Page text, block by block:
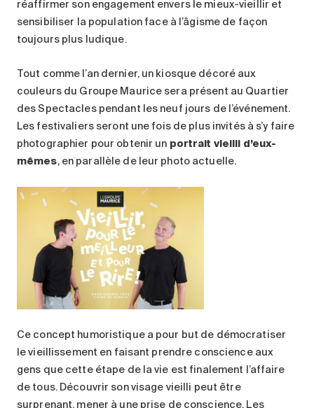
réaffirmer son engagement envers le mieux-vieillir et
sensibiliser la population face à l’âgisme de façon
toujours plus ludique.
Tout comme l’an dernier, un kiosque décoré aux
couleurs du Groupe Maurice sera présent au Quartier
des Spectacles pendant les neuf jours de l’événement.
Les festivaliers seront une fois de plus invités à s’y faire
photographier pour obtenir un portrait vieilli d’eux-
mêmes, en parallèle de leur photo actuelle.
Ce concept humoristique a pour but de démocratiser
le vieillissement en faisant prendre conscience aux
gens que cette étape de la vie est finalement l’affaire
de tous. Découvrir son visage vieilli peut être
surprenant, mener à une prise de conscience. Les